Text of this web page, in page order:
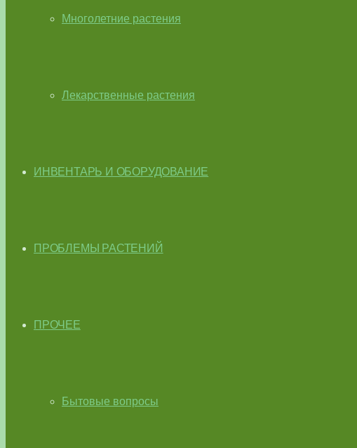
Многолетние растения
Лекарственные растения
ИНВЕНТАРЬ И ОБОРУДОВАНИЕ
ПРОБЛЕМЫ РАСТЕНИЙ
ПРОЧЕЕ
Бытовые вопросы